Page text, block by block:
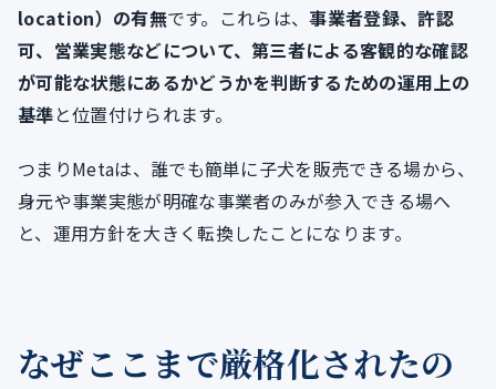
location）の有無です。これらは、事業者登録、許認
可、営業実態などについて、第三者による客観的な確認
が可能な状態にあるかどうかを判断するための運用上の
基準と位置付けられます。
つまりMetaは、誰でも簡単に子犬を販売できる場から、
身元や事業実態が明確な事業者のみが参入できる場へ
と、運用方針を大きく転換したことになります。
なぜここまで厳格化されたの